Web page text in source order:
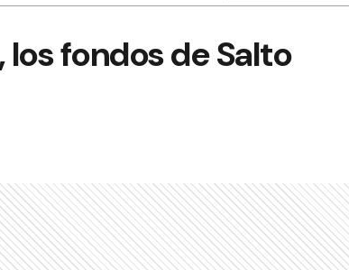
fondos de Salto